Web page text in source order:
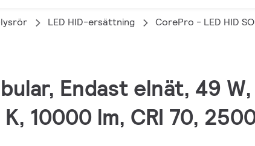
LED HID-ersättning CorePro - LED HID
Endast elnät, 49
10000 lm, CRI 70,